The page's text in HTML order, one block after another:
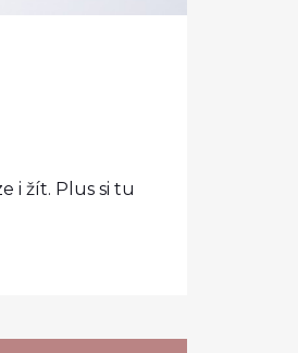
i žít. Plus si tu